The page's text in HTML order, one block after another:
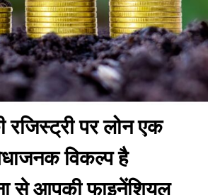
रजिस्ट्री पर लोन एक
विकल्प है
से आपकी फाइनेंशियल